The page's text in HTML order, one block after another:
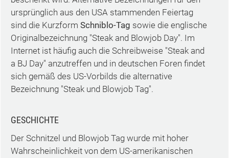
ursprünglich aus den USA stammenden Feiertag
sind die Kurzform Schniblo-Tag sowie die englische
Originalbezeichnung "Steak and Blowjob Day". Im
Internet ist häufig auch die Schreibweise "Steak and
a BJ Day" anzutreffen und in deutschen Foren findet
sich gemäß des US-Vorbilds die alternative
Bezeichnung "Steak und Blowjob Tag".
GESCHICHTE
Der Schnitzel und Blowjob Tag wurde mit hoher
Wahrscheinlichkeit von dem US-amerikanischen